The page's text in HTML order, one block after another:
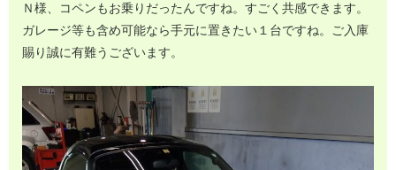
Ｎ様、コペンもお乗りだったんですね。すごく共感できます。
ガレージ等も含め可能なら手元に置きたい１台ですね。ご入庫
賜り誠に有難うございます。